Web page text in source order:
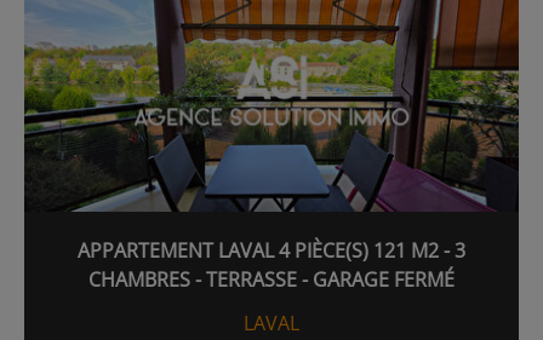
APPARTEMENT LAVAL 4 PIÈCE(S) 121 M2 - 3
CHAMBRES - TERRASSE - GARAGE FERMÉ
LAVAL